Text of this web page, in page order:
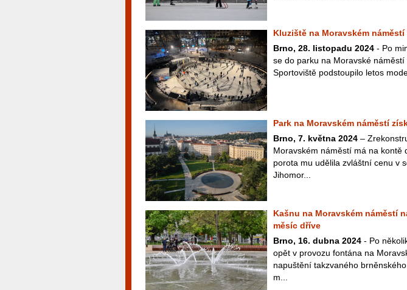
Kluziště na Moravském
Brno, 28. listopadu 2024 - Po
se do parku na Moravské náměstí
Sportoviště podstoupilo letos
Park na Moravském náměstí
Brno, 7. května 2024 –
Moravském náměstí má na kontě
porota mu udělila zvláštní cenu v
Jihomor...
Kašnu na Moravském náměstí
měsíc dříve
Brno, 16. dubna 2024 - Po
opět v provozu fontána na
napuštění takzvaného
m...